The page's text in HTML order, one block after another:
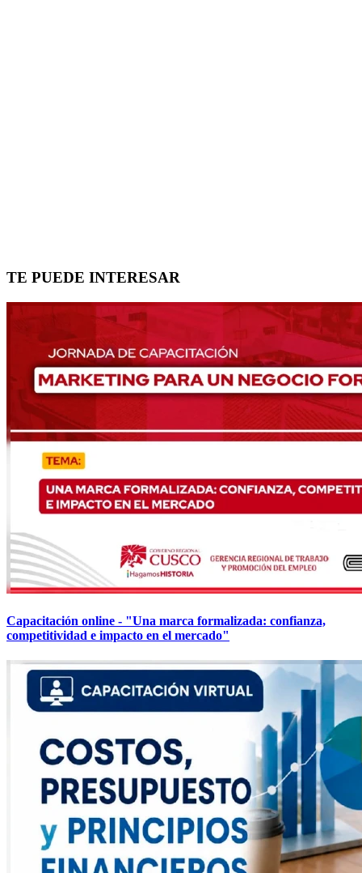
TE PUEDE INTERESAR
Capacitación online - "Una marca formalizada: confianza,
competitividad e impacto en el mercado"